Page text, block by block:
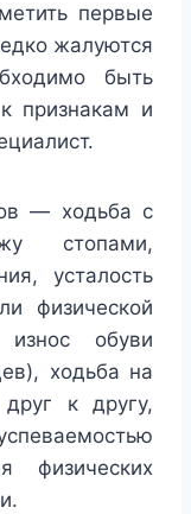
первые
жалуются
быть
признакам и
— ходьба с
стопами,
усталость
физической
износ обуви
ходьба на
к другу,
физических